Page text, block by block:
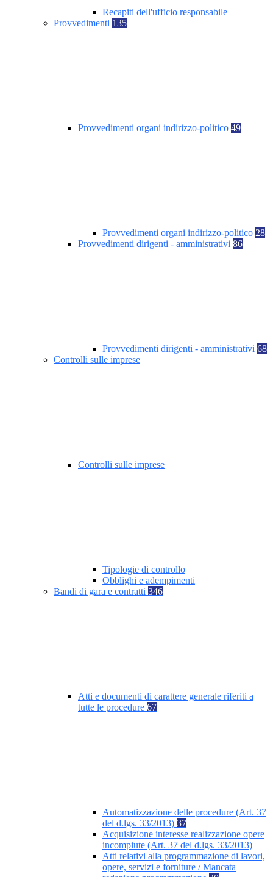
Recapiti dell'ufficio responsabile
Provvedimenti 135
Provvedimenti organi indirizzo-politico 49
Provvedimenti organi indirizzo-politico 28
Provvedimenti dirigenti - amministrativi 86
Provvedimenti dirigenti - amministrativi 68
Controlli sulle imprese
Controlli sulle imprese
Tipologie di controllo
Obblighi e adempimenti
Bandi di gara e contratti 346
Atti e documenti di carattere generale riferiti a
tutte le procedure 67
Automatizzazione delle procedure (Art. 37
del d.lgs. 33/2013) 37
Acquisizione interesse realizzazione opere
incompiute (Art. 37 del d.lgs. 33/2013)
Atti relativi alla programmazione di lavori,
opere, servizi e forniture / Mancata